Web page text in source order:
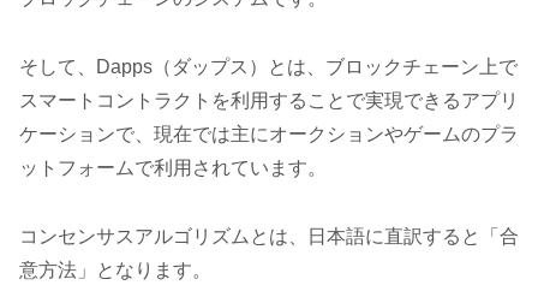
そして、Dapps（ダップス）とは、ブロックチェーン上で
スマートコントラクトを利用することで実現できるアプリ
ケーションで、現在では主にオークションやゲームのプラ
ットフォームで利用されています。
コンセンサスアルゴリズムとは、日本語に直訳すると「合
意方法」となります。